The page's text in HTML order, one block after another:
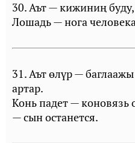
30. Аът — кижиниң
Лошадь — нога
31. Аът өлүр —
артар.
Конь падет — коновязь
— сын останется.